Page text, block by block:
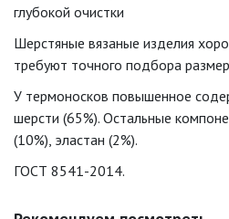
глубокой очистки
Шерстяные вязаные изделия
требуют точного подбора
У термоносков повышенное
шерсти (65%). Остальные
(10%), эластан (2%).
ГОСТ 8541-2014.